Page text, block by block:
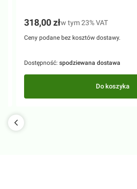
Cena brutto
318,00 złw tym %s VAT
w tym23%VAT
Ceny podane bez kosztów dostawy.
Do koszyka
Dostępność: spodziewana dostawa